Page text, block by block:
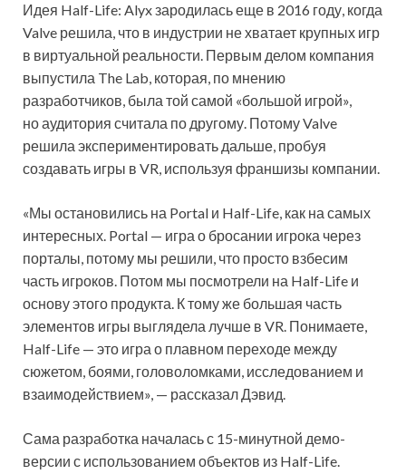
Идея Half-Life: Alyx зародилась еще в 2016 году, когда
Valve решила, что в индустрии не хватает крупных игр
в виртуальной реальности. Первым делом компания
выпустила The Lab, которая, по мнению
разработчиков, была той самой «большой игрой»,
но аудитория считала по другому. Потому Valve
решила экспериментировать дальше, пробуя
создавать игры в VR, используя франшизы компании.
«Мы остановились на Portal и Half-Life, как на самых
интересных. Portal — игра о бросании игрока через
порталы, потому мы решили, что просто взбесим
часть игроков. Потом мы посмотрели на Half-Life и
основу этого продукта. К тому же большая часть
элементов игры выглядела лучше в VR. Понимаете,
Half-Life — это игра о плавном переходе между
сюжетом, боями, головоломками, исследованием и
взаимодействием», — рассказал Дэвид.
Сама разработка началась с 15-минутной демо-
версии с использованием объектов из Half-Life.